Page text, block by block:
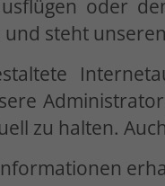
oder
steht
zu halten.